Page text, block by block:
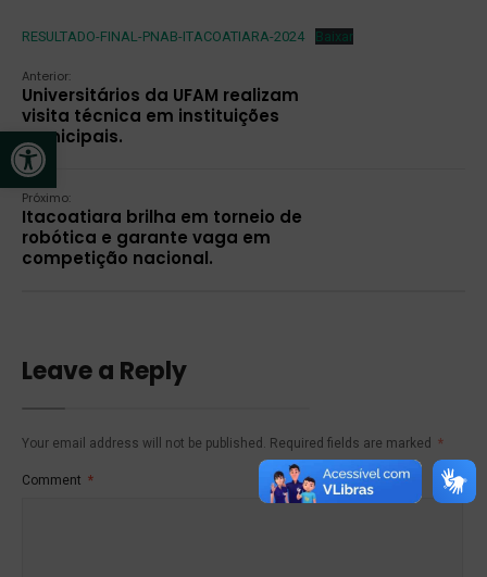
Open toolbar
RESULTADO-FINAL-PNAB-ITACOATIARA-2024 Baixar
Anterior:
Universitários da UFAM realizam
visita técnica em instituições
municipais.
Próximo:
Itacoatiara brilha em torneio de
robótica e garante vaga em
competição nacional.
Leave a Reply
Your email address will not be published. Required fields are marked *
Comment *